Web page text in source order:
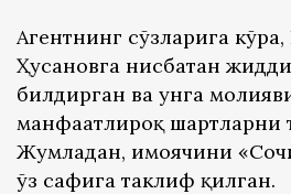
Агентнинг сўзларига
Ҳусановга нисбатан
билдирган ва унга
манфаатлироқ шартларни
Жумладан, ҳимоячини
ўз сафига таклиф қилган.